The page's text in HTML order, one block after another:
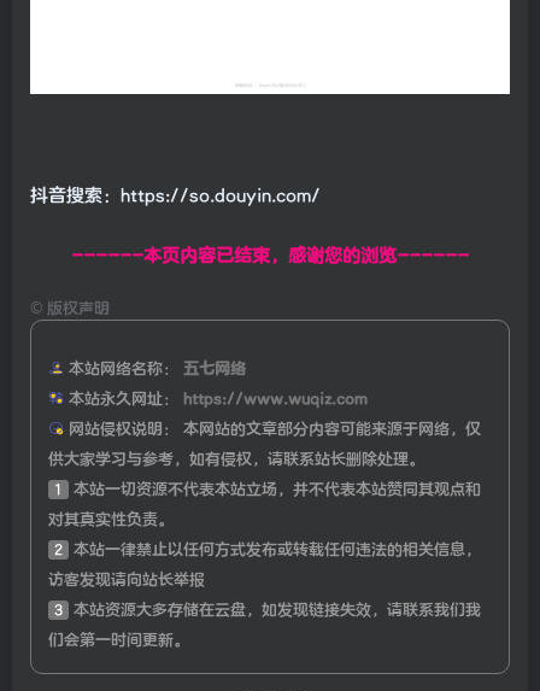
抖音搜索：https://so.douyin.com/
------本页内容已结束，感谢您的浏览------
© 版权声明
本站网络名称：
五七网络
本站永久网址：
https://www.wuqiz.com
网站侵权说明：
本网站的文章部分内容可能来源于网络，仅
供大家学习与参考，如有侵权，请联系站长删除处理。
1
本站一切资源不代表本站立场，并不代表本站赞同其观点和
对其真实性负责。
2
本站一律禁止以任何方式发布或转载任何违法的相关信息，
访客发现请向站长举报
3
本站资源大多存储在云盘，如发现链接失效，请联系我们我
们会第一时间更新。